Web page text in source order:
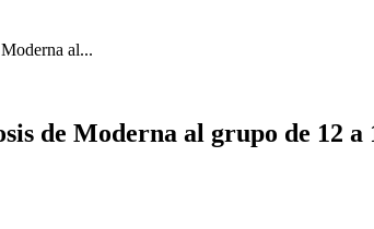
al...
de Moderna al grupo de 12 a